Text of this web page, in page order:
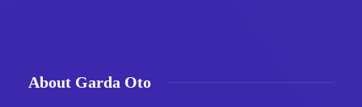
About Garda Oto